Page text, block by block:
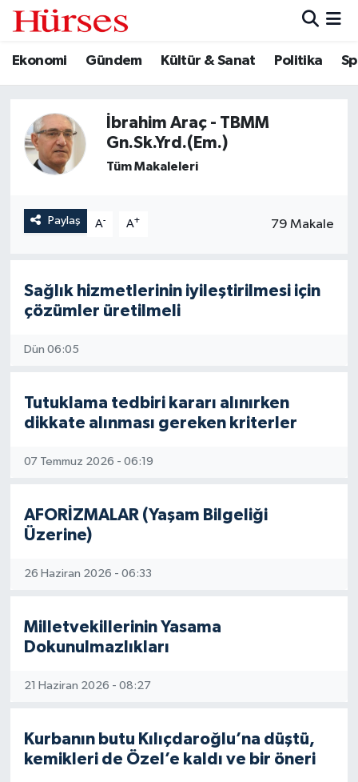
Ekonomi Gündem Kültür & Sanat Politika
İbrahim Araç - TBMM
Gn.Sk.Yrd.(Em.)
Tüm Makaleleri
Paylaş A- A+ 79 Makale
Sağlık hizmetlerinin iyileştirilmesi için
çözümler üretilmeli
Dün 06:05
Tutuklama tedbiri kararı alınırken
dikkate alınması gereken kriterler
07 Temmuz 2026 - 06:19
AFORİZMALAR (Yaşam Bilgeliği
Üzerine)
26 Haziran 2026 - 06:33
Milletvekillerinin Yasama
Dokunulmazlıkları
21 Haziran 2026 - 08:27
Kurbanın butu Kılıçdaroğlu’na düştü,
kemikleri de Özel’e kaldı ve bir öneri
Ekonomi
Kültür & Sanat
Spor
Hava Durumu
Süper Lig Puan Durumu ve Fikstür
Son Dakika Haberleri